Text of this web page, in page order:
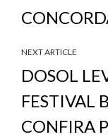
NEXT ARTICLE
DOSOL
FESTIVAL
CONFIRA